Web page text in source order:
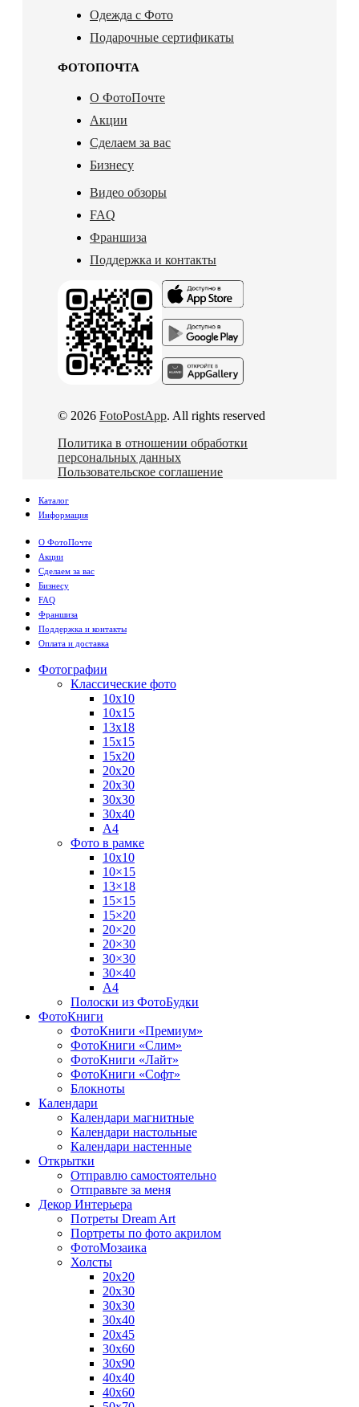
Одежда с Фото
Подарочные сертификаты
ФОТОПОЧТА
О ФотоПочте
Акции
Сделаем за вас
Бизнесу
Видео обзоры
FAQ
Франшиза
Поддержка и контакты
© 2026 FotoPostApp. All rights reserved
Политика в отношении обработки
персональных данных
Пользовательское соглашение
Каталог
Информация
О ФотоПочте
Акции
Сделаем за вас
Бизнесу
FAQ
Франшиза
Поддержка и контакты
Оплата и доставка
Фотографии
Классические фото
10х10
10х15
13х18
15х15
15х20
20х20
20х30
30х30
30х40
А4
Фото в рамке
10х10
10×15
13×18
15×15
15×20
20×20
20×30
30×30
30×40
A4
Полоски из ФотоБудки
ФотоКниги
ФотоКниги «Премиум»
ФотоКниги «Слим»
ФотоКниги «Лайт»
ФотоКниги «Софт»
Блокноты
Календари
Календари магнитные
Календари настольные
Календари настенные
Открытки
Отправлю самостоятельно
Отправьте за меня
Декор Интерьера
Потреты Dream Art
Портреты по фото акрилом
ФотоМозаика
Холсты
20х20
20х30
30х30
30х40
20х45
30х60
30х90
40х40
40х60